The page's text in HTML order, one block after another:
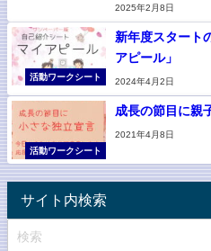
2025年2月8日
活動ワークシート
新年度スタート
アピール」
2024年4月2日
活動ワークシート
成長の節目に親
2021年4月8日
サイト内検索